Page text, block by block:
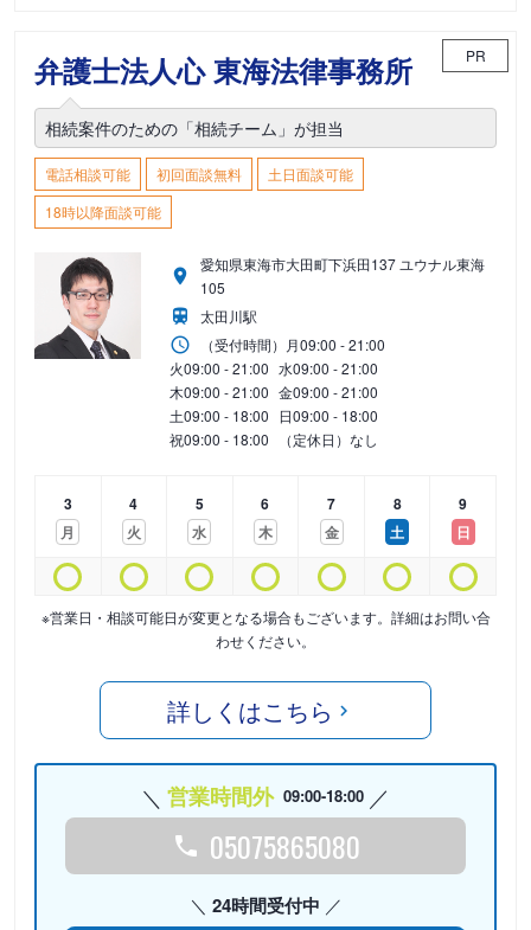
弁護士法人心 東海法律事務所 PR
相続案件のための「相続チーム」が担当
電話相談可能 初回面談無料
土日面談可能
18時以降面談可能
愛知県東海市大田町下浜田137 ユウナル東海
105
太田川駅
（受付時間） 月09:00 - 21:00
火09:00 - 21:00 水09:00 - 21:00
木09:00 - 21:00 金09:00 - 21:00
土09:00 - 18:00 日09:00 - 18:00
祝09:00 - 18:00 （定休日）なし
3
月
4
火
5
水
6
木
7
金
8
土
9
日
※営業日・相談可能日が変更となる場合もございます。詳細はお問い合
わせください。
詳しくはこちら
営業時間外 09:00-18:00
05075865080
24時間受付中